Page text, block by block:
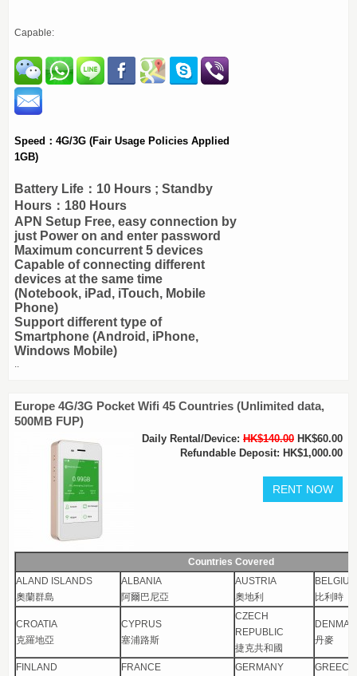
Capable:
Speed：4G/3G (Fair Usage Policies Applied
1GB)
Battery Life：10 Hours ; Standby
Hours：180 Hours
APN Setup Free, easy connection by
just Power on and enter password
Maximum concurrent 5 devices
Capable of connecting different
devices at the same time
(Notebook, iPad, iTouch, Mobile
Phone)
Support different type of
Smartphone (Android, iPhone,
Windows Mobile)
..
Europe 4G/3G Pocket Wifi 45 Countries (Unlimited data,
500MB FUP)
Daily Rental/Device: HK$140.00 HK$60.00
Refundable Deposit: HK$1,000.00
Countries Covered
ALAND ISLANDS
奧蘭群島
ALBANIA
阿爾巴尼亞
AUSTRIA
奧地利
比利時
CROATIA
克羅地亞
CYPRUS
塞浦路斯
CZECH
REPUBLIC
捷克共和國
丹麥
FINLAND
FRANCE
GERMANY
GREECE